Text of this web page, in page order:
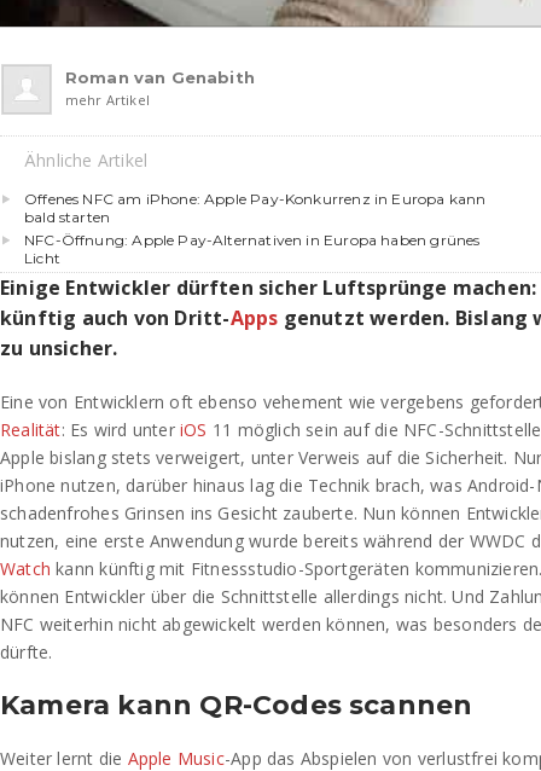
Roman van Genabith
mehr Artikel
Ähnliche Artikel
Offenes NFC am iPhone: Apple Pay-Konkurrenz in Europa kann
bald starten
NFC-Öffnung: Apple Pay-Alternativen in Europa haben grünes
Licht
Einige Entwickler dürften sicher Luftsprünge machen:
künftig auch von Dritt-Apps genutzt werden. Bislang
zu unsicher.
Eine von Entwicklern oft ebenso vehement wie vergebens
Realität: Es wird unteriOS 11 möglich sein auf die NFC-
Apple bislang stets verweigert, unter Verweis auf die Sicherheit.
iPhone nutzen, darüber hinaus lag die Technik brach, was
schadenfrohes Grinsen ins Gesicht zauberte. Nun können
nutzen, eine erste Anwendung wurde bereits während der WWDC
Watch kann künftig mit Fitnessstudio-Sportgeräten
können Entwickler über die Schnittstelle allerdings nicht. Und
NFC weiterhin nicht abgewickelt werden können, was besonders
dürfte.
Kamera kann QR-Codes scannen
Weiter lernt die Apple Music-App das Abspielen von verlustfrei